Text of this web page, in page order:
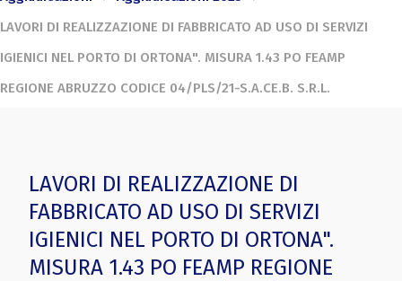
LAVORI DI REALIZZAZIONE DI FABBRICATO AD USO DI SERVIZI
IGIENICI NEL PORTO DI ORTONA". MISURA 1.43 PO FEAMP
REGIONE ABRUZZO CODICE 04/PLS/21-S.A.CE.B. S.R.L.
LAVORI DI REALIZZAZIONE DI
FABBRICATO AD USO DI SERVIZI
IGIENICI NEL PORTO DI ORTONA".
MISURA 1.43 PO FEAMP REGIONE